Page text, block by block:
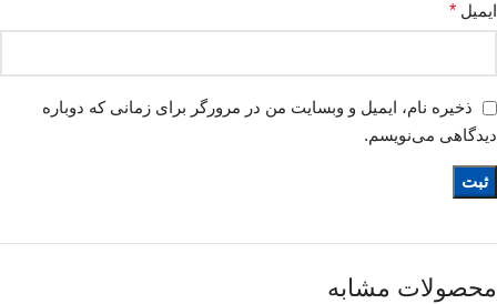
ایمیل *
ذخیره نام، ایمیل و وبسایت من در مرورگر برای زمانی که دوباره
دیدگاهی می‌نویسم.
محصولات مشابه